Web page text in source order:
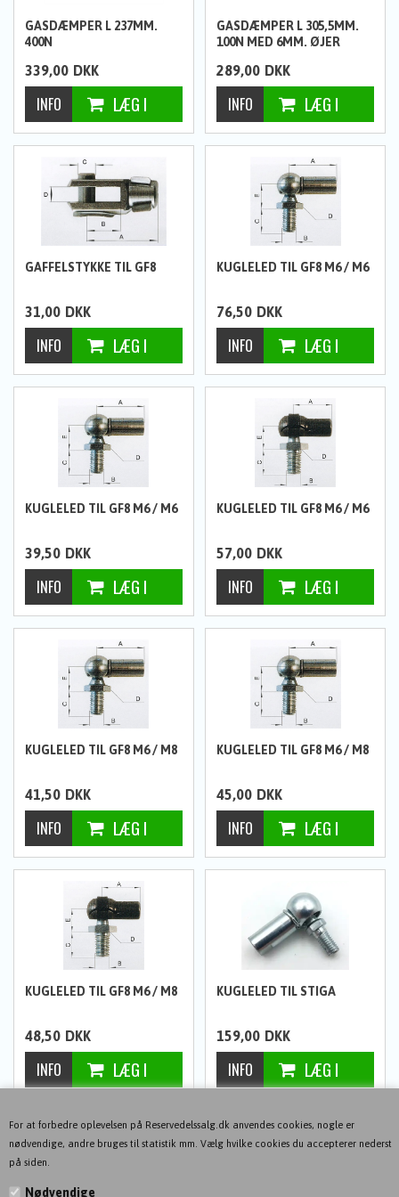
For at forbedre oplevelsen på Reservedelssalg.dk anvendes cookies, nogle er
nødvendige, andre bruges til statistik mm. Vælg hvilke cookies du accepterer nederst
på siden.
Nødvendige
GASDÆMPER L 237MM.
400N
339,00 DKK
GASDÆMPER L 305,5MM.
100N MED 6MM. ØJER
289,00 DKK
GAFFELSTYKKE TIL GF8
31,00 DKK
KUGLELED TIL GF8 M6 / M6
76,50 DKK
KUGLELED TIL GF8 M6 / M6
39,50 DKK
KUGLELED TIL GF8 M6 / M6
57,00 DKK
KUGLELED TIL GF8 M6 / M8
41,50 DKK
KUGLELED TIL GF8 M6 / M8
45,00 DKK
KUGLELED TIL GF8 M6 / M8
48,50 DKK
KUGLELED TIL STIGA
159,00 DKK
1 2 NÆSTE-->